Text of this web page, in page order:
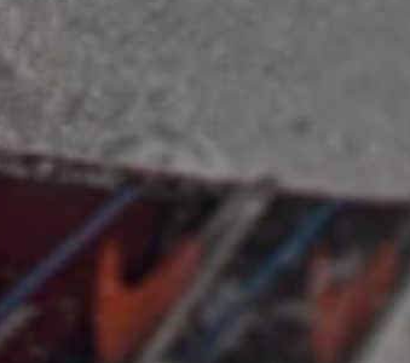
Pension Sonnenhof
In Meransen direkt am
Atmosphäre &